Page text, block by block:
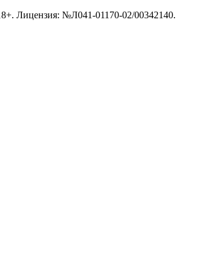
Лицензия: №Л041-01170-02/00342140.